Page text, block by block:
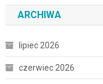
ARCHIWA
lipiec 2026
czerwiec 2026